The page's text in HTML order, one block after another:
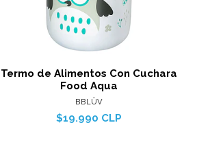
Termo de Alimentos Con Cuchara
Food Aqua
BBLÜV
$19.990 CLP
Ver detalles